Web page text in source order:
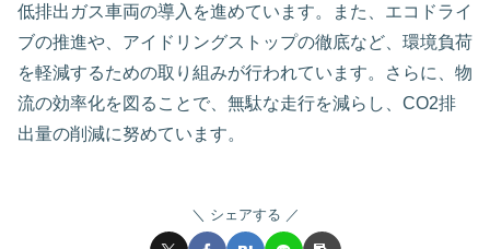
低排出ガス車両の導入を進めています。また、エコドライ
ブの推進や、アイドリングストップの徹底など、環境負荷
を軽減するための取り組みが行われています。さらに、物
流の効率化を図ることで、無駄な走行を減らし、CO2排
出量の削減に努めています。
シェアする